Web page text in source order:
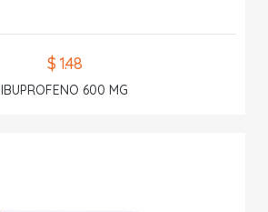
$ 1.48
IBUPROFENO 600 MG